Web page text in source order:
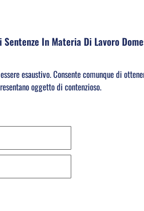
In Materia Di Lavoro
esaustivo. Consente comunque di
oggetto di contenzioso.